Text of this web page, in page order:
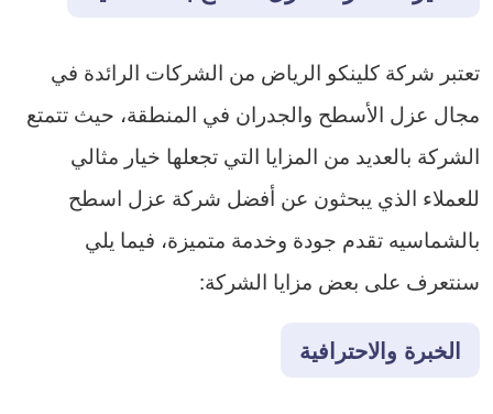
تعتبر شركة كلينكو الرياض من الشركات الرائدة في
مجال عزل الأسطح والجدران في المنطقة، حيث تتمتع
الشركة بالعديد من المزايا التي تجعلها خيار مثالي
للعملاء الذي يبحثون عن أفضل شركة عزل اسطح
بالشماسيه تقدم جودة وخدمة متميزة، فيما يلي
سنتعرف على بعض مزايا الشركة:
الخبرة والاحترافية